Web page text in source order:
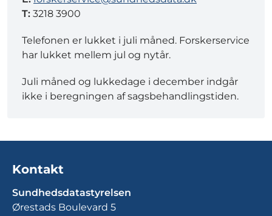
T: 3218 3900
Telefonen er lukket i juli måned. Forskerservice
har lukket mellem jul og nytår.
Juli måned og lukkedage i december indgår
ikke i beregningen af sagsbehandlingstiden.
Kontakt
Sundhedsdatastyrelsen
Ørestads Boulevard 5